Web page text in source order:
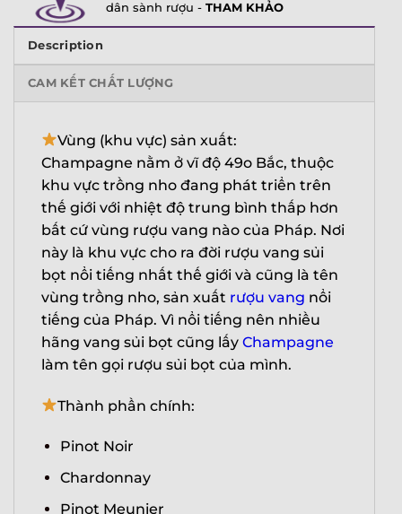
dân sành rượu - THAM KHẢO
Description
CAM KẾT CHẤT LƯỢNG
Vùng (khu vực) sản xuất:
Champagne nằm ở vĩ độ 49o Bắc, thuộc
khu vực trồng nho đang phát triển trên
thế giới với nhiệt độ trung bình thấp hơn
bất cứ vùng rượu vang nào của Pháp. Nơi
này là khu vực cho ra đời rượu vang sủi
bọt nổi tiếng nhất thế giới và cũng là tên
vùng trồng nho, sản xuất rượu vang nổi
tiếng của Pháp. Vì nổi tiếng nên nhiều
hãng vang sủi bọt cũng lấy Champagne
làm tên gọi rượu sủi bọt của mình.
Thành phần chính:
Pinot Noir
Chardonnay
Pinot Meunier